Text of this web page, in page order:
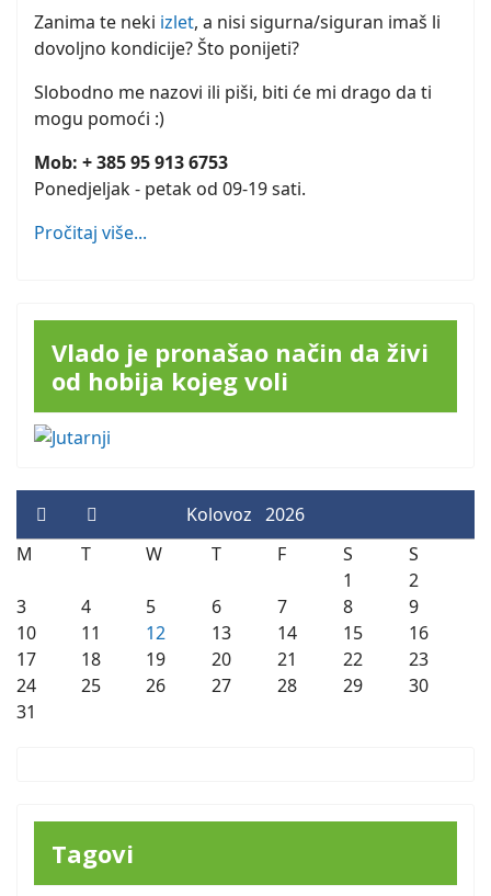
Zanima te neki izlet, a nisi sigurna/siguran imaš li
dovoljno kondicije? Što ponijeti?
Slobodno me nazovi ili piši, biti će mi drago da ti
mogu pomoći :)
Mob: + 385 95 913 6753
Ponedjeljak - petak od 09-19 sati.
Pročitaj više...
Vlado je pronašao način da živi
od hobija kojeg voli
Kolovoz 2026
M
T W T F S
S
1
2
3
4 5 6 7 8
9
10
11 12 13 14 15
16
17
18 19 20 21 22
23
24
25 26 27 28 29
30
31
Tagovi